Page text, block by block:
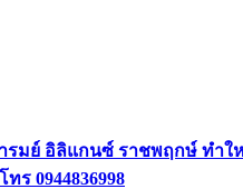
รมย์ อิลิแกนซ์ ราชพฤกษ์ ทำใ
ร 0944836998